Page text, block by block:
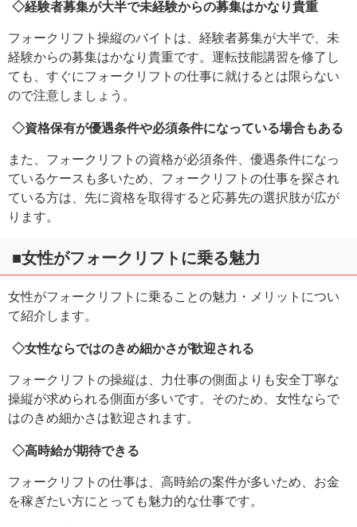
◇経験者募集が大半で未経験からの募集はかなり貴重
フォークリフト操縦のバイトは、経験者募集が大半で、未
経験からの募集はかなり貴重です。運転技能講習を修了し
ても、すぐにフォークリフトの仕事に就けるとは限らない
ので注意しましょう。
◇資格保有が優遇条件や必須条件になっている場合もある
また、フォークリフトの資格が必須条件、優遇条件になっ
ているケースも多いため、フォークリフトの仕事を探され
ている方は、先に資格を取得すると応募先の選択肢が広が
ります。
■女性がフォークリフトに乗る魅力
女性がフォークリフトに乗ることの魅力・メリットについ
て紹介します。
◇女性ならではのきめ細かさが歓迎される
フォークリフトの操縦は、力仕事の側面よりも安全丁寧な
操縦が求められる側面が多いです。そのため、女性ならで
はのきめ細かさは歓迎されます。
◇高時給が期待できる
フォークリフトの仕事は、高時給の案件が多いため、お金
を稼ぎたい方にとっても魅力的な仕事です。